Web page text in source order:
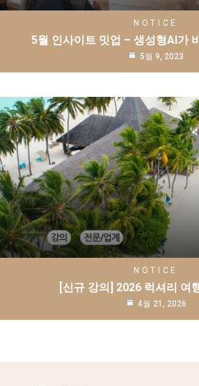
NOTICE
5월 인사이트 밋업 – 생성형AI가
5월 9, 2023
NOTICE
[신규 강의] 2026 럭셔리 여
4월 21, 2026